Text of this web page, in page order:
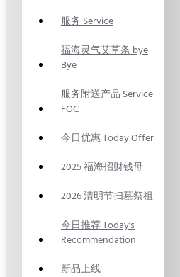
服务 Service
福海灵气艾草条 bye
Bye
服务附送产品 Service
FOC
今日优惠 Today Offer
2025 福海招财钱母
2026 清明节扫墓祭祖
今日推荐 Today's
Recommendation
新品上线